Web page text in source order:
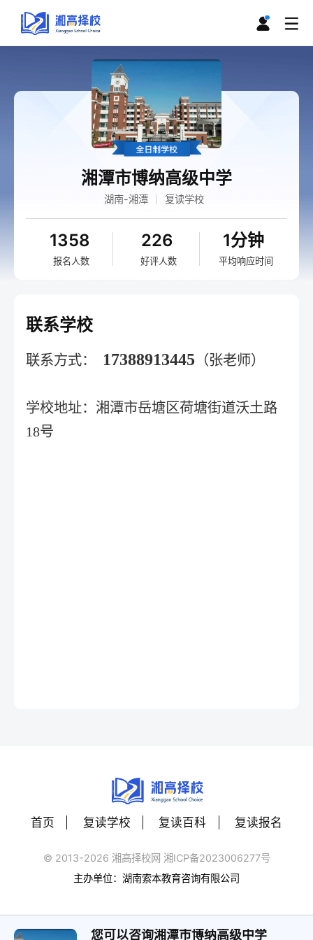
湘潭市博纳高级中学
湖南-湘潭 复读学校
1358
报名人数
226
好评人数
1分钟
平均响应时间
联系学校
联系方式： 17388913445 （张老师）
学校地址：湘潭市岳塘区荷塘街道沃土路
18号
首页 复读学校 复读百科 复读报名
© 2013-2026 湘高择校网 湘ICP备2023006277号
主办单位：湖南索本教育咨询有限公司
您可以咨询湘潭市博纳高级中学